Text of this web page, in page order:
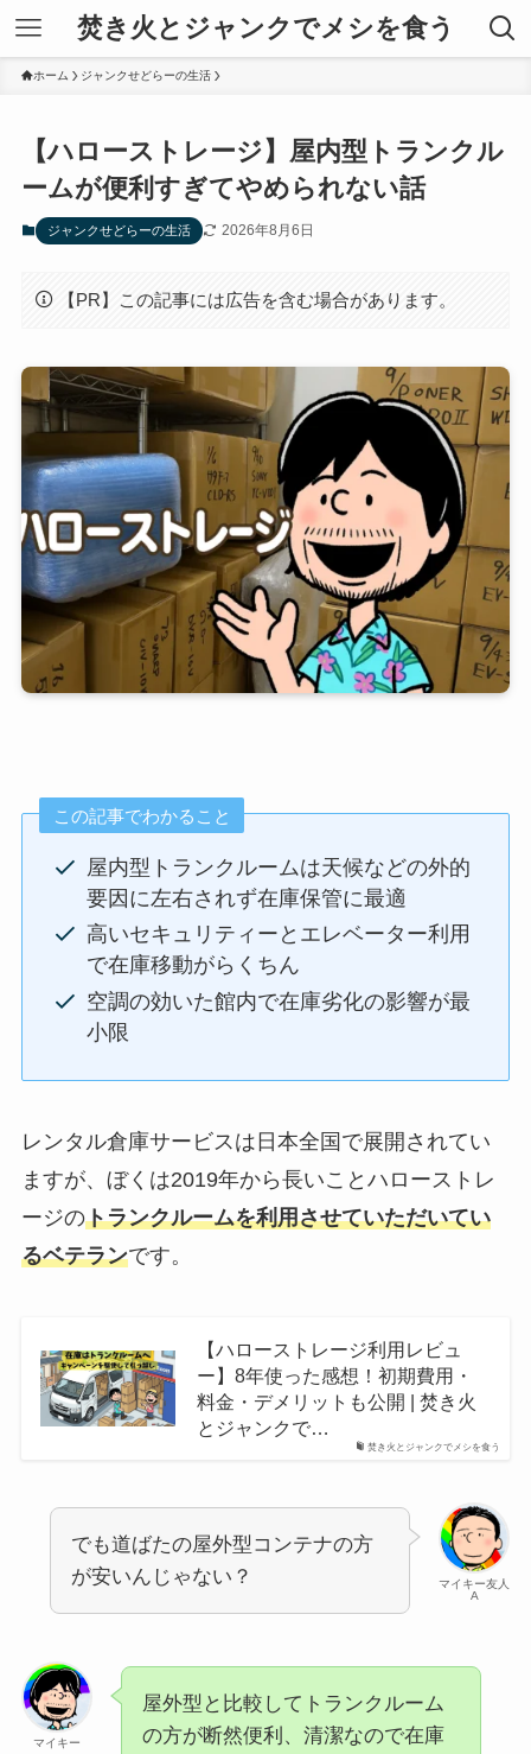
焚き火とジャンクでメシを食う
ホーム ジャンクせどらーの生活
【ハローストレージ】屋内型トランクル
ームが便利すぎてやめられない話
ジャンクせどらーの生活 2026年8月6日
【PR】この記事には広告を含む場合があります。
この記事でわかること
屋内型トランクルームは天候などの外的
要因に左右されず在庫保管に最適
高いセキュリティーとエレベーター利用
で在庫移動がらくちん
空調の効いた館内で在庫劣化の影響が最
小限
レンタル倉庫サービスは日本全国で展開されてい
ますが、ぼくは2019年から長いことハローストレ
ージのトランクルームを利用させていただいてい
るベテランです。
焚き火とジャンクでメシを食う
【ハローストレージ利用レビュ
ー】8年使った感想！初期費用・
料金・デメリットも公開 | 焚き火
とジャンクで…
マイキー友人
A
でも道ばたの屋外型コンテナの方
が安いんじゃない？
マイキー
屋外型と比較してトランクルーム
の方が断然便利、清潔なので在庫